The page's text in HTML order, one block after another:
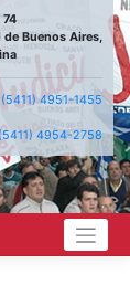
74
de Buenos Aires,
(5411) 4951-1455
4954-2758